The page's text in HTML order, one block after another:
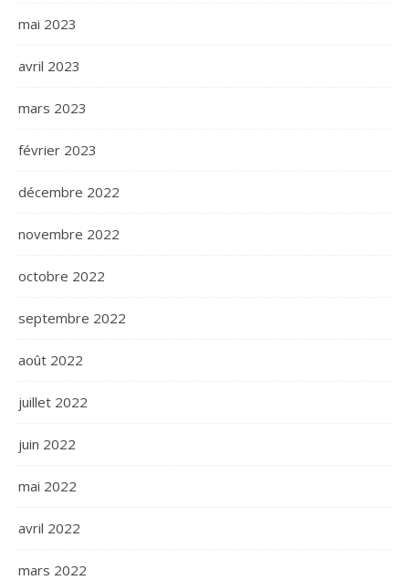
mai 2023
avril 2023
mars 2023
février 2023
décembre 2022
novembre 2022
octobre 2022
septembre 2022
août 2022
juillet 2022
juin 2022
mai 2022
avril 2022
mars 2022